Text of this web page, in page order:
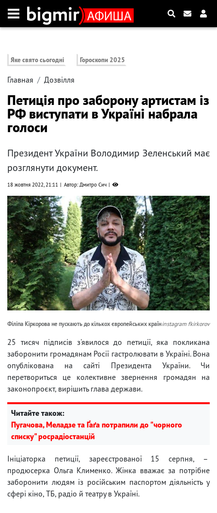
Яке свято сьогодні Гороскопи 2025
Главная Дозвілля
Петиція про заборону артистам із
РФ виступати в Україні набрала
голоси
Президент України Володимир Зеленський має
розглянути документ.
18 жовтня 2022, 21:11 Автор: Дмитро Сич
Філіпа Кіркорова не пускають до кількох європейських країнinstagram fkirkorov
25 тисяч підписів з'явилося до петиції, яка покликана
заборонити громадянам Росії гастролювати в Україні. Вона
опублікована на сайті Президента України. Чи
перетвориться це колективне звернення громадян на
законопроєкт, вирішить глава держави.
Читайте також:
Пугачова, Меладзе та Ґаґа потрапили до "чорного
списку" росрадіостанцій
Ініціаторка петиції, зареєстрованої 15 серпня, –
продюсерка Ольга Клименко. Жінка вважає за потрібне
заборонити людям із російським паспортом діяльність у
сфері кіно, ТБ, радіо й театру в Україні.